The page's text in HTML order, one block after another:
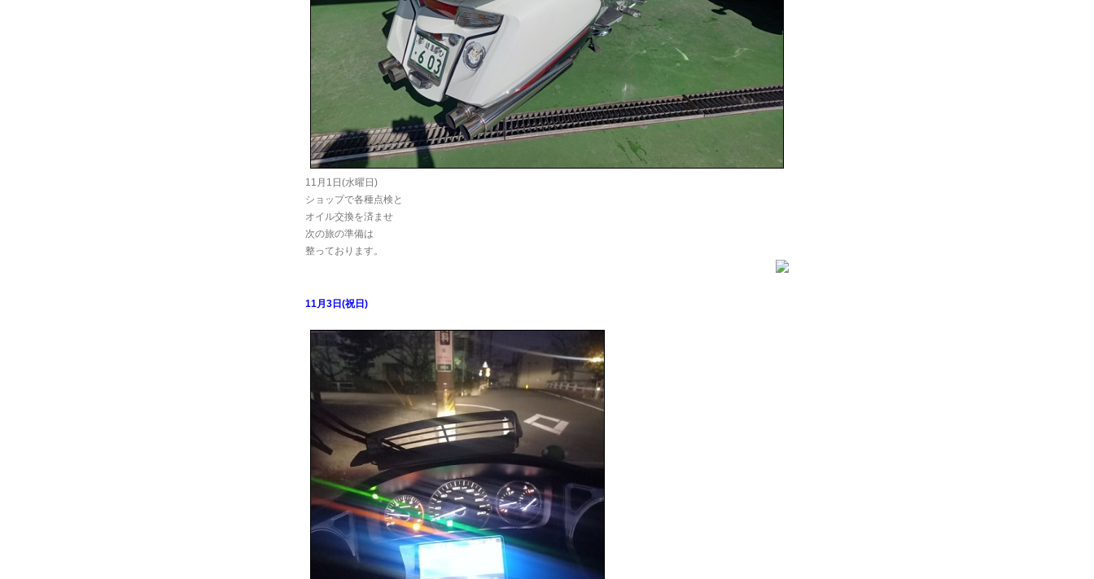
11月1日(水曜日)
ショップで各種点検と
オイル交換を済ませ
次の旅の準備は
整っております。
11月3日(祝日)